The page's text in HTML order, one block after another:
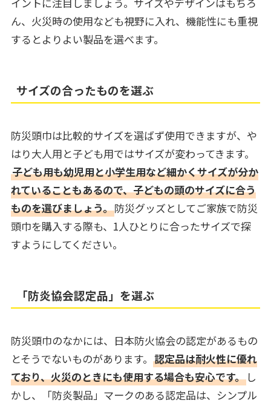
ん、火災時の使用なども視野に入れ、機能性にも重視
するとよりよい製品を選べます。
サイズの合ったものを選ぶ
防災頭巾は比較的サイズを選ばず使用できますが、や
はり大人用と子ども用ではサイズが変わってきます。
子ども用も幼児用と小学生用など細かくサイズが分か
れていることもあるので、子どもの頭のサイズに合う
ものを選びましょう。防災グッズとしてご家族で防災
頭巾を購入する際も、1人ひとりに合ったサイズで探
すようにしてください。
「防炎協会認定品」を選ぶ
防災頭巾のなかには、日本防火協会の認定があるもの
とそうでないものがあります。 認定品は耐火性に優れ
ており、火災のときにも使用する場合も安心です。し
かし、「防炎製品」マークのある認定品は、シンプル